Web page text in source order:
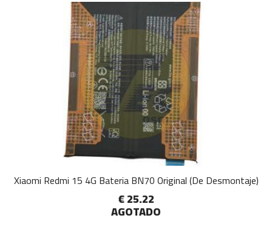
Xiaomi Redmi 15 4G Bateria BN70 Original (De Desmontaje)
€ 25.22
AGOTADO